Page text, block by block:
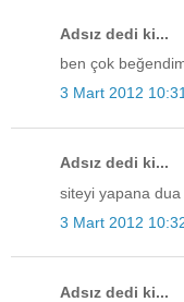
Adsız dedi ki...
ben çok
3 Mart 2012
Adsız dedi ki...
siteyi yapana
3 Mart 2012
Adsız dedi ki...